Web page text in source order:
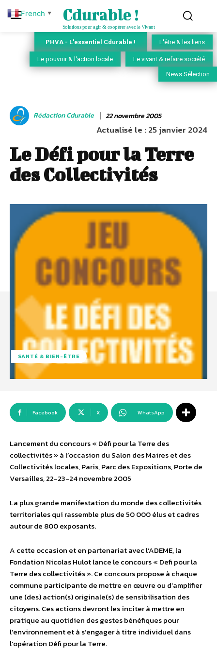
Cdurable !
Solutions pour agir & coopérer avec le Vivant
PHVA - L'essentiel Cdurable ! L'être & les liens
Le pouvoir & l'action locale Le vivant & refaire société
News Sélection
Rédaction Cdurable 22 novembre 2005
Actualisé le :25 janvier 2024
Le Défi pour la Terre
des Collectivités
SANTÉ & BIEN-ÊTRE
Facebook X WhatsApp
Lancement du concours « Défi pour la Terre des
collectivités » à l’occasion du Salon des Maires et des
Collectivités locales, Paris, Parc des Expositions, Porte de
Versailles, 22-23-24 novembre 2005
La plus grande manifestation du monde des collectivités
territoriales qui rassemble plus de 50 000 élus et cadres
autour de 800 exposants.
A cette occasion et en partenariat avec l’ADEME, la
Fondation Nicolas Hulot lance le concours « Defi pour la
Terre des collectivités ». Ce concours propose à chaque
commune participante de mettre en œuvre ou d’amplifier
une (des) action(s) originale(s) de sensibilisation des
citoyens. Ces actions devront les inciter à mettre en
pratique au quotidien des gestes bénéfiques pour
l’environnement et à s’engager à titre individuel dans
l’opération Défi pour la Terre.
French ▼